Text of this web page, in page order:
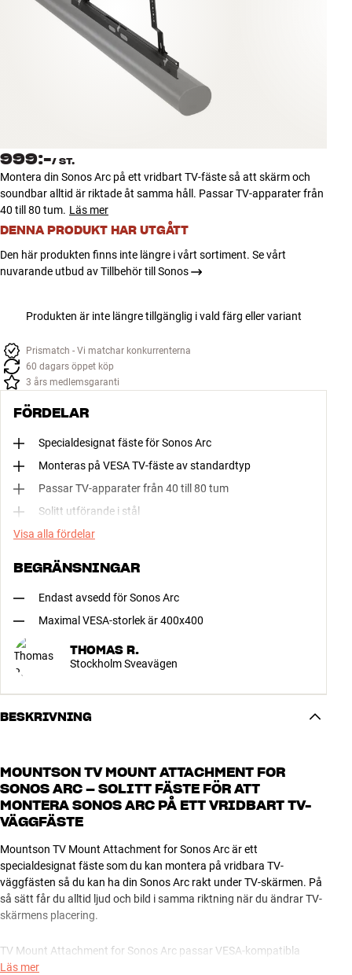
Tillbehör
INSPIRATION
ERBJUDANDEN
Hitta Butik
Kundtjänst
Kundtjänst
Bygg med ljud
999:-/ ST.
Montera din Sonos Arc på ett vridbart TV-fäste så att skärm och
soundbar alltid är riktade åt samma håll. Passar TV-apparater från
40 till 80 tum. Läs mer
DENNA PRODUKT HAR UTGÅTT
Den här produkten finns inte längre i vårt sortiment. Se vårt
nuvarande utbud av Tillbehör till Sonos
Produkten är inte längre tillgänglig i vald färg eller variant
Prismatch - Vi matchar konkurrenterna
60 dagars öppet köp
3 års medlemsgaranti
FÖRDELAR
Specialdesignat fäste för Sonos Arc
Monteras på VESA TV-fäste av standardtyp
Passar TV-apparater från 40 till 80 tum
Solitt utförande i stål
Visa alla fördelar
BEGRÄNSNINGAR
Endast avsedd för Sonos Arc
Maximal VESA-storlek är 400x400
THOMAS R.
Stockholm Sveavägen
BESKRIVNING
MOUNTSON TV MOUNT ATTACHMENT FOR
SONOS ARC – SOLITT FÄSTE FÖR ATT
MONTERA SONOS ARC PÅ ETT VRIDBART TV-
VÄGGFÄSTE
Mountson TV Mount Attachment for Sonos Arc är ett
specialdesignat fäste som du kan montera på vridbara TV-
väggfästen så du kan ha din Sonos Arc rakt under TV-skärmen. På
så sätt får du alltid ljud och bild i samma riktning när du ändrar TV-
skärmens placering.
TV Mount Attachment for Sonos Arc passar VESA-kompatibla
fästen upp till 400 x 400 och TV-skärmar från 40 till 80 tum. På
Läs mer